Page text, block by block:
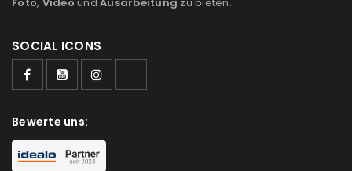
SOCIAL ICONS
Bewerte uns: